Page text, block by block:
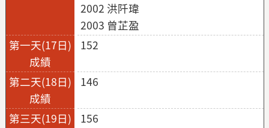
2002 洪阡瑋
2003 曾芷盈
152
146
156